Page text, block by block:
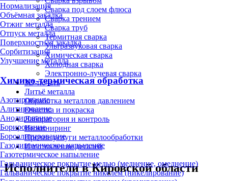
Нормализация
Объёмная закалка
Отжиг металла
Отпуск металла
Поверхностная закалка
Сорбитизация
Улучшение металла
Химико-термическая обработка
Азотирование
Алитирование
Анодирование
Борирование
Бороалитирование
Газодинамическое напыление
Газотермическое напыление
Гальваническое покрытие медью (меднение, омеднение)
Гальваническое покрытие никелем (никелирование)
Сварка под слоем флюса
Сварка трением
Сварка труб
Термитная сварка
Ультразвуковая сварка
Химическая сварка
Холодная сварка
Электронно-лучевая сварка
3D-печать
Литьё металла
Обработка металлов давлением
Очистка и покраска
Лаборатория и контроль
Инжиниринг
Прочие услуги металлообработки
Изготовление деталей
Исполнители в Кировской области